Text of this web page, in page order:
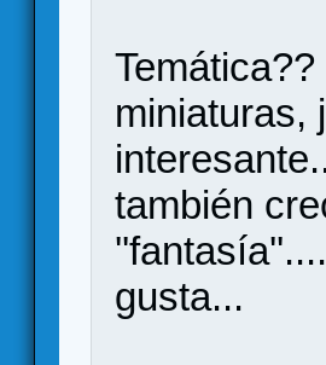
miniaturas,
también
gusta...